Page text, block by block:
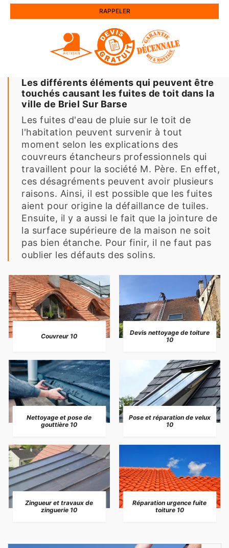
Les différents éléments qui peuvent être
touchés causant les fuites de toit dans la
ville de Briel Sur Barse
Les fuites d'eau de pluie sur le toit de
l'habitation peuvent survenir à tout
moment selon les explications des
couvreurs étancheurs professionnels qui
travaillent pour la société M. Père. En effet,
ces désagréments peuvent avoir plusieurs
raisons. Ainsi, il est possible que les fuites
aient pour origine la défaillance de tuiles.
Ensuite, il y a aussi le fait que la jointure de
la surface supérieure de la maison ne soit
pas bien étanche. Pour finir, il ne faut pas
oublier les défauts des solins.
Couvreur 10
Devis nettoyage de toiture
10
Nettoyage et pose de
gouttière 10
Pose et réparation de velux
10
Zingueur et travaux de
zinguerie 10
Réparation urgence fuite
toiture 10